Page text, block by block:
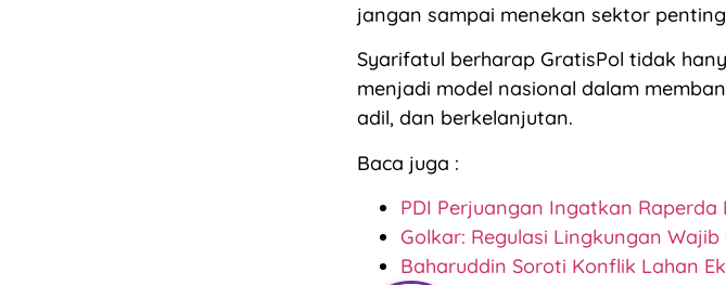
jangan sampai menekan sektor
Syarifatul berharap GratisPol tidak
menjadi model nasional dalam
adil, dan berkelanjutan.
Baca juga :
PDI Perjuangan Ingatkan
Golkar: Regulasi Lingkungan
Baharuddin Soroti Konflik Lahan